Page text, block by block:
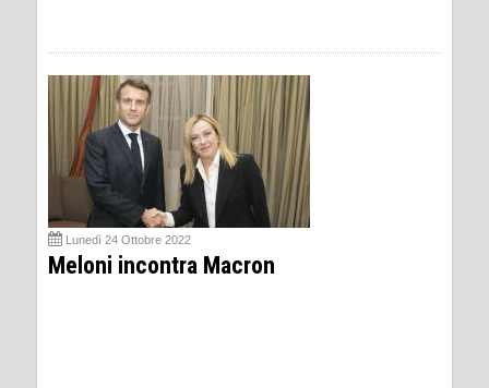
Lunedì 24 Ottobre 2022
Meloni incontra Macron